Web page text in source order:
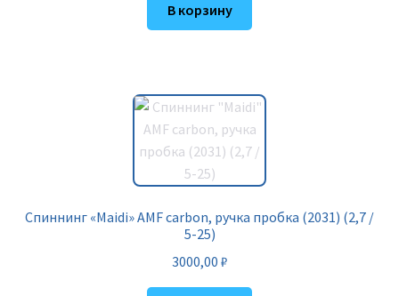
В корзину
Спиннинг «Maidi» AMF carbon, ручка пробка (2031) (2,7 /
5-25)
3000,00 ₽